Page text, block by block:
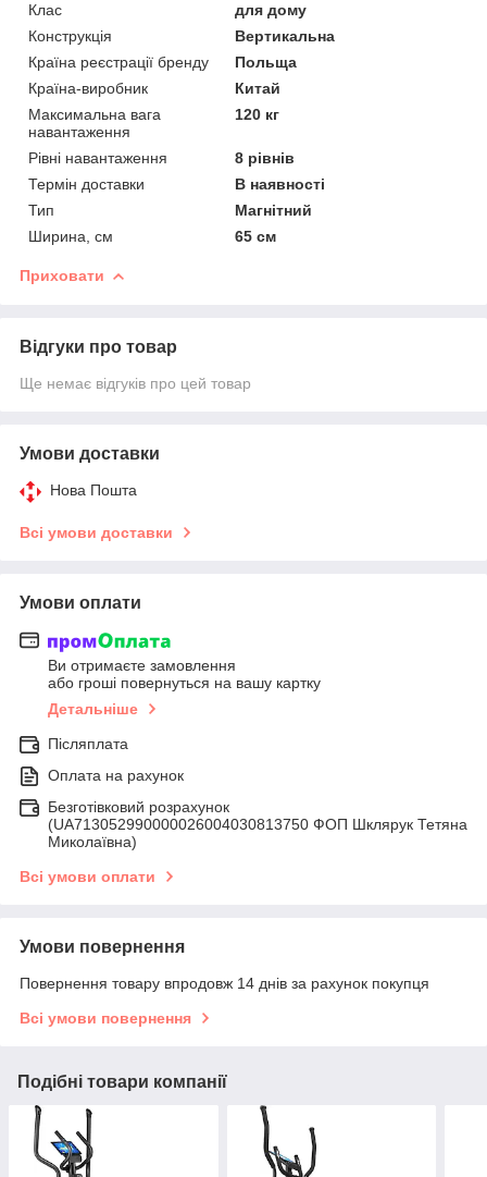
Клас
для дому
Конструкція
Вертикальна
Країна реєстрації бренду
Польща
Країна-виробник
Китай
Максимальна вага
навантаження
120 кг
Рівні навантаження
8 рівнів
Термін доставки
В наявності
Тип
Магнітний
Ширина, см
65 см
Приховати
Відгуки про товар
Ще немає відгуків про цей товар
Умови доставки
Нова Пошта
Всі умови доставки
Умови оплати
Ви отримаєте замовлення
або гроші повернуться на вашу картку
Детальніше
Післяплата
Оплата на рахунок
Безготівковий розрахунок
(UA713052990000026004030813750 ФОП Шклярук Тетяна
Миколаївна)
Всі умови оплати
Умови повернення
Повернення товару впродовж 14 днів за рахунок покупця
Всі умови повернення
Подібні товари компанії